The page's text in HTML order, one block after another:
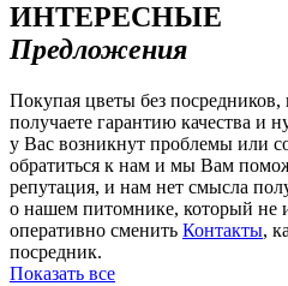
ИНТЕРЕСНЫЕ
Предложения
Покупая цветы без
получаете гарантию качества и
у Вас возникнут проблемы или
обратиться к нам и мы Вам
репутация, и нам нет смысла
о нашем питомнике, который не
оперативно сменить Контакты,
посредник.
Показать все